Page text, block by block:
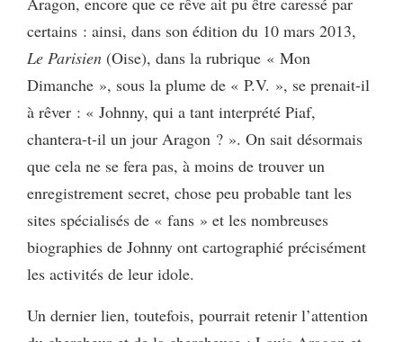
certains : ainsi, dans son édition du 10 mars 2013,
Le Parisien (Oise), dans la rubrique « Mon
Dimanche », sous la plume de « P.V. », se prenait-il
à rêver : « Johnny, qui a tant interprété Piaf,
chantera-t-il un jour Aragon ? ». On sait désormais
que cela ne se fera pas, à moins de trouver un
enregistrement secret, chose peu probable tant les
sites spécialisés de « fans » et les nombreuses
biographies de Johnny ont cartographié précisément
les activités de leur idole.
Un dernier lien, toutefois, pourrait retenir l’attention